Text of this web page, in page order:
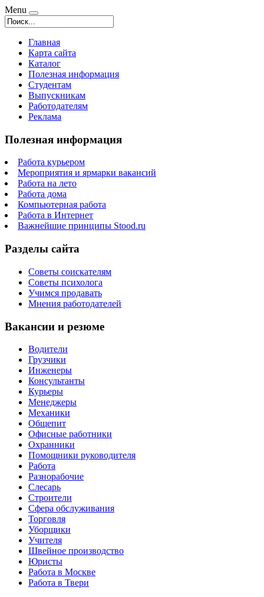
Menu
Главная
Карта сайта
Каталог
Полезная информация
Студентам
Выпускникам
Работодателям
Реклама
Полезная информация
Работа курьером
Мероприятия и ярмарки вакансий
Работа на лето
Работа дома
Компьютерная работа
Работа в Интернет
Важнейшие принципы Stood.ru
Разделы сайта
Советы соискателям
Советы психолога
Учимся продавать
Мнения работодателей
Вакансии и резюме
Водители
Грузчики
Инженеры
Консультанты
Курьеры
Менеджеры
Механики
Общепит
Офисные работники
Охранники
Помощники руководителя
Работа
Разнорабочие
Слесарь
Строители
Сфера обслуживания
Торговля
Уборщики
Учителя
Швейное производство
Юристы
Работа в Москве
Работа в Твери